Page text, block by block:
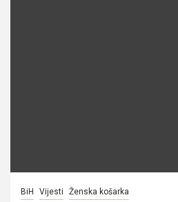
BiH Vijesti Ženska košarka